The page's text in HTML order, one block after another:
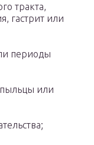
тракта,
гастрит или
периоды
пыльцы или